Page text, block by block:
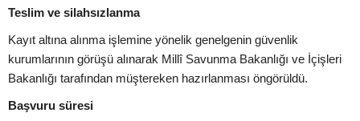
Teslim ve silahsızlanma
Kayıt altına alınma işlemine yönelik genelgenin güvenlik
kurumlarının görüşü alınarak Millî Savunma Bakanlığı ve İçişleri
Bakanlığı tarafından müştereken hazırlanması öngörüldü.
Başvuru süresi